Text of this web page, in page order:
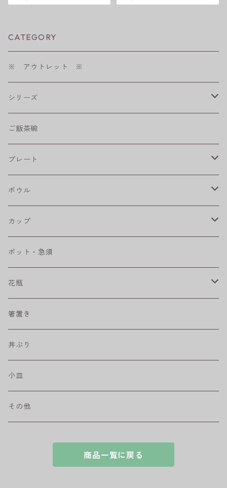
CATEGORY
※ アウトレット ※
シリーズ
shabby chic style
フラワーパレード
八角シリーズ
RONDE
ベベルボウル
プリーツ
藍駒
ワビカップ
ハンディ小皿
和ミモザ
ご飯茶碗
プレート
楕円皿
丸皿
長皿
角皿
取皿
盛皿
カレー＆パスタ皿
ボウル
大鉢
中鉢
小鉢
カップ
カップ
マグカップ
フリーカップ
そば猪口
ポット・急須
花瓶
水差し
箸置き
丼ぶり
小皿
その他
商品一覧に戻る